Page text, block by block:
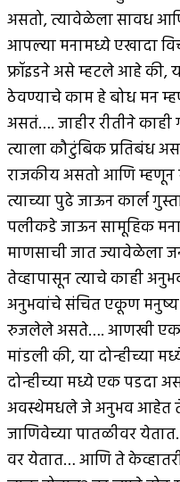
असतो, त्यावेळेला सावध
आपल्या मनामध्ये एखादा
फ्रॉइडने असे म्हटले आहे की,
ठेवण्याचे काम हे बोध मन
असतं…. जाहीर रीतीने काही
त्याला कौटुंबिक प्रतिबंध
राजकीय असतो आणि
त्याच्या पुढे जाऊन कार्ल
पलीकडे जाऊन सामूहिक
माणसाची जात ज्यावेळेला
तेव्हापासून त्याचे काही
अनुभवांचे संचित एकूण मनुष्य
रुजलेले असते…. आणखी एक
मांडली की, या दोन्हीच्या
दोन्हीच्या मध्ये एक पडदा
अवस्थेमधले जे अनुभव आहेत
जाणिवेच्या पातळीवर
वर येतात… आणि ते